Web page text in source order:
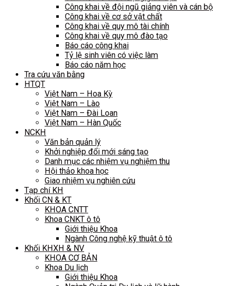
Công khai về đội ngũ giảng viên và cán bộ
Công khai về cơ sở vật chất
Công khai về quy mô tài chính
Công khai về quy mô đào tạo
Báo cáo công khai
Tỷ lệ sinh viên có việc làm
Báo cáo năm học
Tra cứu văn bằng
HTQT
Việt Nam – Hoa Kỳ
Việt Nam – Lào
Việt Nam – Đài Loan
Việt Nam – Hàn Quốc
NCKH
Văn bản quản lý
Khởi nghiệp đổi mới sáng tạo
Danh mục các nhiệm vụ nghiệm thu
Hội thảo khoa học
Giao nhiệm vụ nghiên cứu
Tạp chí KH
Khối CN & KT
KHOA CNTT
Khoa CNKT ô tô
Giới thiệu Khoa
Ngành Công nghệ kỹ thuật ô tô
Khối KHXH & NV
KHOA CƠ BẢN
Khoa Du lịch
Giới thiệu Khoa